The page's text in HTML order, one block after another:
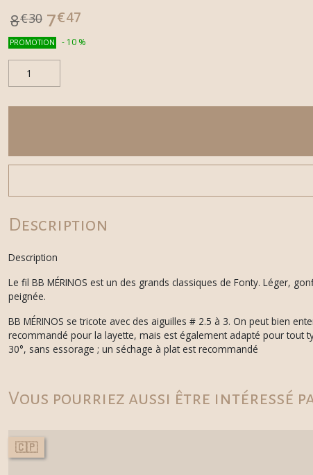
8€30 7€47
PROMOTION - 10 %
Description
Description
Le fil BB MÉRINOS est un des grands classiques de Fonty. Léger,
peignée.
BB MÉRINOS se tricote avec des aiguilles # 2.5 à 3. On peut bien
recommandé pour la layette, mais est également adapté pour tout
30°, sans essorage ; un séchage à plat est recommandé
Vous pourriez aussi être intéressé
🇨🇵